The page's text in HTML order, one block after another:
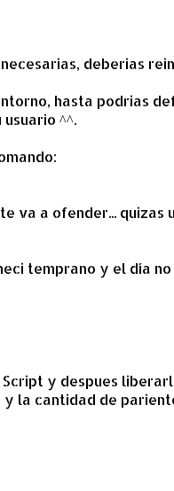
deberias
hasta podrias
^^.
va a ofender...
temprano y el día
y despues
la cantidad de